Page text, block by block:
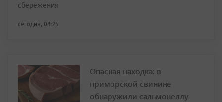
сбережения
сегодня, 04:25
Опасная находка: в
приморской свинине
обнаружили сальмонеллу